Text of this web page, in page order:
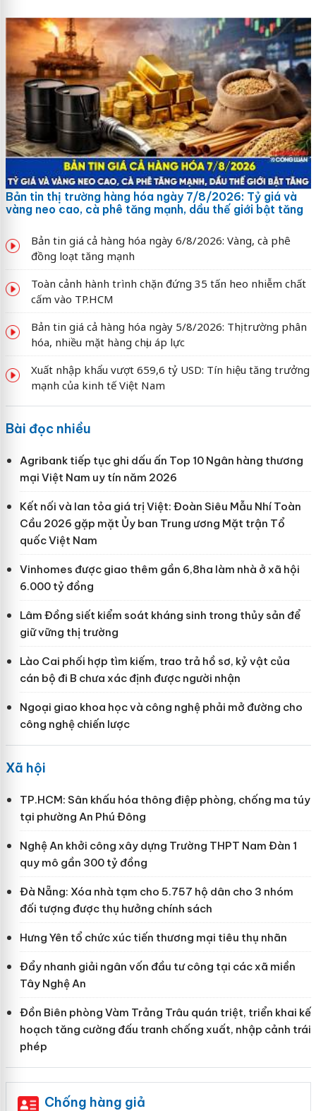
Bản tin thị trường hàng hóa ngày 7/8/2026: Tỷ giá và
vàng neo cao, cà phê tăng mạnh, dầu thế giới bật tăng
Bản tin giá cả hàng hóa ngày 6/8/2026: Vàng, cà phê
đồng loạt tăng mạnh
Toàn cảnh hành trình chặn đứng 35 tấn heo nhiễm chất
cấm vào TP.HCM
Bản tin giá cả hàng hóa ngày 5/8/2026: Thị trường phân
hóa, nhiều mặt hàng chịu áp lực
Xuất nhập khẩu vượt 659,6 tỷ USD: Tín hiệu tăng trưởng
mạnh của kinh tế Việt Nam
Bài đọc nhiều
Agribank tiếp tục ghi dấu ấn Top 10 Ngân hàng thương
mại Việt Nam uy tín năm 2026
Kết nối và lan tỏa giá trị Việt: Đoàn Siêu Mẫu Nhí Toàn
Cầu 2026 gặp mặt Ủy ban Trung ương Mặt trận Tổ
quốc Việt Nam
Vinhomes được giao thêm gần 6,8ha làm nhà ở xã hội
6.000 tỷ đồng
Lâm Đồng siết kiểm soát kháng sinh trong thủy sản để
giữ vững thị trường
Lào Cai phối hợp tìm kiếm, trao trả hồ sơ, kỷ vật của
cán bộ đi B chưa xác định được người nhận
Ngoại giao khoa học và công nghệ phải mở đường cho
công nghệ chiến lược
Xã hội
TP.HCM: Sân khấu hóa thông điệp phòng, chống ma túy
tại phường An Phú Đông
Nghệ An khởi công xây dựng Trường THPT Nam Đàn 1
quy mô gần 300 tỷ đồng
Đà Nẵng: Xóa nhà tạm cho 5.757 hộ dân cho 3 nhóm
đối tượng được thụ hưởng chính sách
Hưng Yên tổ chức xúc tiến thương mại tiêu thụ nhãn
Đẩy nhanh giải ngân vốn đầu tư công tại các xã miền
Tây Nghệ An
Đồn Biên phòng Vàm Trảng Trâu quán triệt, triển khai kế
hoạch tăng cường đấu tranh chống xuất, nhập cảnh trái
phép
Chống hàng giả